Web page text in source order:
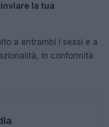
inviare la tua
a entrambi i sessi e a
in conformità